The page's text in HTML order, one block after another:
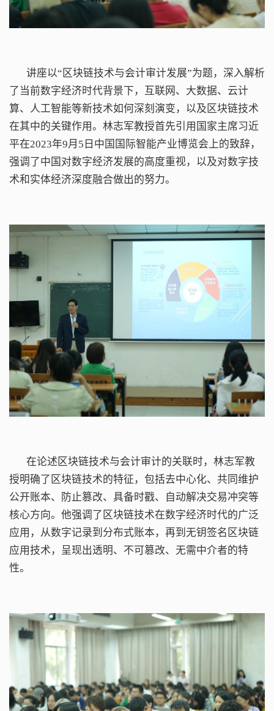
讲座以“区块链技术与会计审计发展”为题，深入解析
了当前数字经济时代背景下，互联网、大数据、云计
算、人工智能等新技术如何深刻演变，以及区块链技术
在其中的关键作用。林志军教授首先引用国家主席习近
平在2023年9月5日中国国际智能产业博览会上的致辞，
强调了中国对数字经济发展的高度重视，以及对数字技
术和实体经济深度融合做出的努力。
在论述区块链技术与会计审计的关联时，林志军教
授明确了区块链技术的特征，包括去中心化、共同维护
公开账本、防止篡改、具备时戳、自动解决交易冲突等
核心方向。他强调了区块链技术在数字经济时代的广泛
应用，从数字记录到分布式账本，再到无钥签名区块链
应用技术，呈现出透明、不可篡改、无需中介者的特
性。